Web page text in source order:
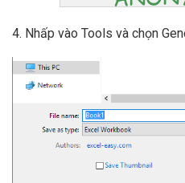
4. Nhấp vào Tools và chọn